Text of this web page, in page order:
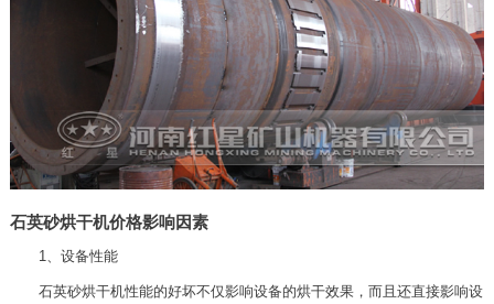
石英砂烘干机价格影响因素
1、设备性能
石英砂烘干机性能的好坏不仅影响设备的烘干效果，而且还直接影响设